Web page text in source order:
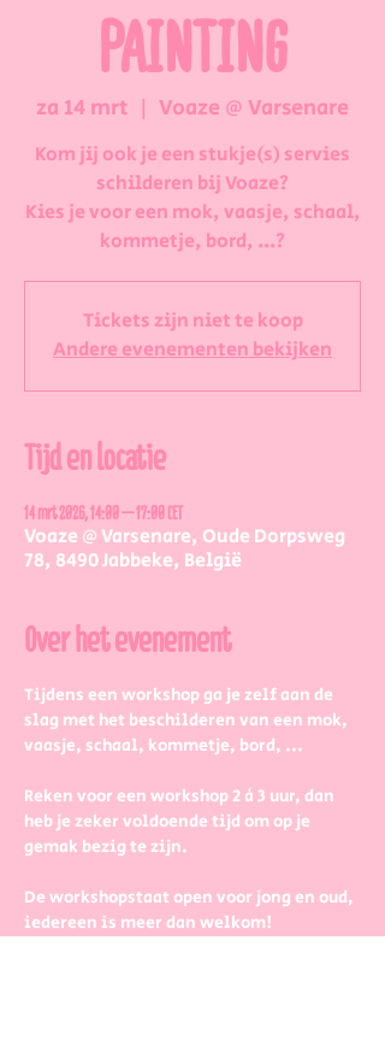
PAINTING
za 14 mrt
  |
Voaze @ Varsenare
Kom jij ook je een stukje(s) servies
schilderen bij Voaze?
Kies je voor een mok, vaasje, schaal,
kommetje, bord, ...?
Tickets zijn niet te koop
Andere evenementen bekijken
Tijd en locatie
14 mrt 2026, 14:00 – 17:00 CET
Voaze @ Varsenare, Oude Dorpsweg
78, 8490 Jabbeke, België
Over het evenement
Tijdens een workshop ga je zelf aan de
slag met het beschilderen van een mok,
vaasje, schaal, kommetje, bord, ...
Reken voor een workshop 2 à 3 uur, dan
heb je zeker voldoende tijd om op je
gemak bezig te zijn.
De workshopstaat open voor jong en oud,
iedereen is meer dan welkom!